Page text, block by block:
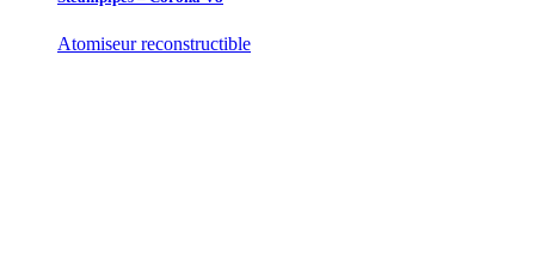
Atomiseur reconstructible